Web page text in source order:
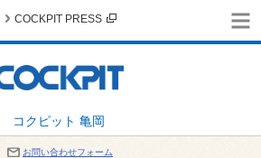
コクピット 亀岡
COCKPIT PRESS
お問い合わせフォーム